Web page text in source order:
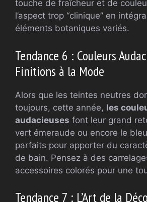
touche de fraîcheur et de
l’aspect trop “clinique” en
éléments botaniques variés.
Tendance 6 : Couleurs
Finitions à la Mode
Alors que les teintes neutres
toujours, cette année, les
audacieuses font leur grand
vert émeraude ou encore le
parfaits pour apporter du
de bain. Pensez à des
accessoires colorés pour une
Tendance 7 : L’Art de la